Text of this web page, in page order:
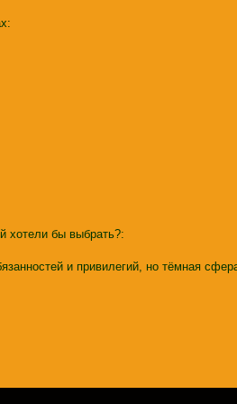
хотели бы выбрать?:
и привилегий, но тёмная